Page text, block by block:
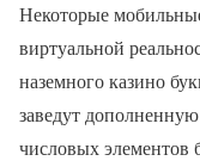
Некоторые
виртуальной
наземного казино
заведут
числовых элементов